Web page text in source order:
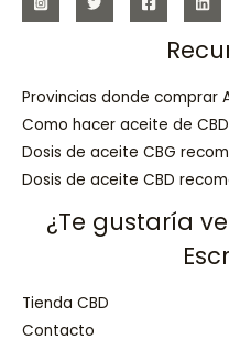
Provincias donde comprar
Como hacer aceite de CBD
Dosis de aceite CBG
Dosis de aceite CBD
¿Te gustaría
Tienda CBD
Contacto